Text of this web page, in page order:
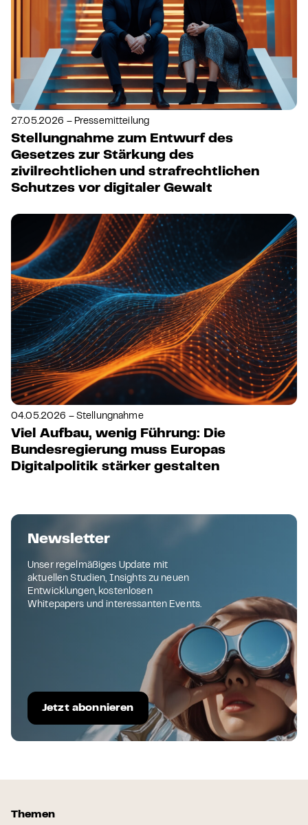
27.05.2026 – Pressemitteilung
Stellungnahme zum Entwurf des
Gesetzes zur Stärkung des
zivilrechtlichen und strafrechtlichen
Schutzes vor digitaler Gewalt
04.05.2026 – Stellungnahme
Viel Aufbau, wenig Führung: Die
Bundesregierung muss Europas
Digitalpolitik stärker gestalten
Newsletter
Unser regelmäßiges Update mit
aktuellen Studien, Insights zu neuen
Entwicklungen, kostenlosen
Whitepapers und interessanten Events.
Jetzt abonnieren
Themen